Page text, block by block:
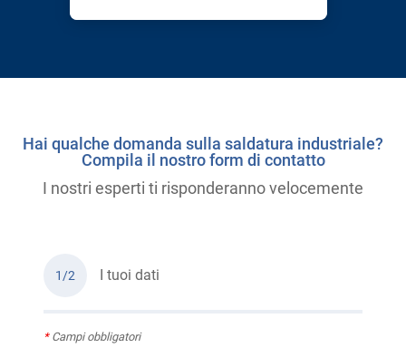
Hai qualche domanda sulla saldatura industriale?
Compila il nostro form di contatto
I nostri esperti ti risponderanno velocemente
1/2 I tuoi dati
*Campi obbligatori